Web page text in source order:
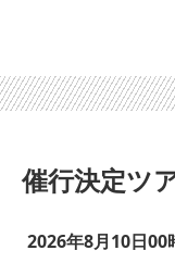
催行決定ツ
2026年8月10日00